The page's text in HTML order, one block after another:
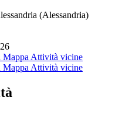
(Alessandria)
Mappa Attività vicine
Mappa Attività vicine